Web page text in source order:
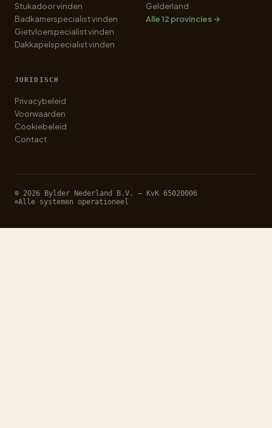
Stukadoor vinden
Badkamerspecialist vinden
Gietvloerspecialist vinden
Dakkapelspecialist vinden
Gelderland
Alle 12 provincies →
JURIDISCH
Privacybeleid
Voorwaarden
Cookiebeleid
Contact
© 2026 Bylder Nederland B.V. — KvK 65020006
Alle systemen operationeel